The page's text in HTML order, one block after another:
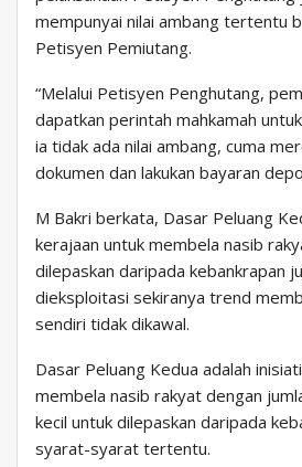
mempunyai nilai ambang tertentu
Petisyen Pemiutang.
“Melalui Petisyen Penghutang,
dapatkan perintah mahkamah
ia tidak ada nilai ambang, cuma
dokumen dan lakukan bayaran
M Bakri berkata, Dasar Peluang
kerajaan untuk membela nasib
dilepaskan daripada kebankrapan
dieksploitasi sekiranya trend
sendiri tidak dikawal.
Dasar Peluang Kedua adalah
membela nasib rakyat dengan
kecil untuk dilepaskan daripada
syarat-syarat tertentu.